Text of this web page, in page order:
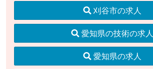
刈谷市の求人
愛知県の技術の求人
愛知県の求人